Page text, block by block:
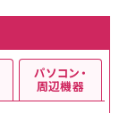
パソコン・
周辺機器